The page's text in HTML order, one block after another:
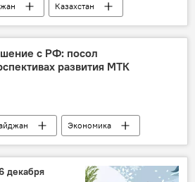
Казахстан
с РФ: посол
развития МТК
Экономика
Коридор "Север-Юг"
декабря